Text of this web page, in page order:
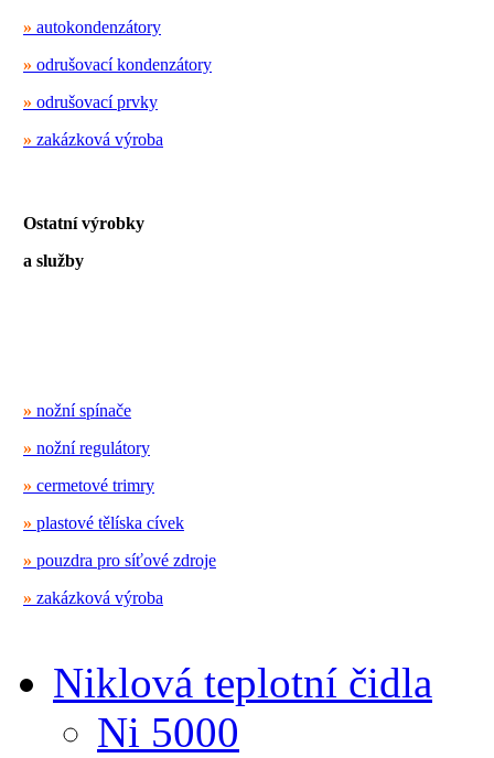
» autokondenzátory
» odrušovací kondenzátory
» odrušovací prvky
» zakázková výroba
Ostatní výrobky
a služby
» nožní spínače
» nožní regulátory
» cermetové trimry
» plastové tělíska cívek
» pouzdra pro síťové zdroje
» zakázková výroba
Niklová teplotní čidla
Ni 5000